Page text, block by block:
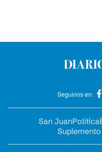
Seguinos en:
San JuanPolítica